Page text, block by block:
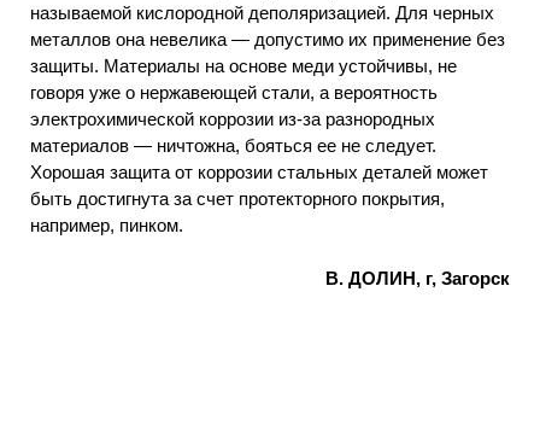
называемой кислородной деполяризацией. Для черных
металлов она невелика — допустимо их применение без
защиты. Материалы на основе меди устойчивы, не
говоря уже о нержавеющей стали, а вероятность
электрохимической коррозии из-за разнородных
материалов — ничтожна, бояться ее не следует.
Хорошая защита от коррозии стальных деталей может
быть достигнута за счет протекторного покрытия,
например, пинком.
В. ДОЛИН, г, Загорск